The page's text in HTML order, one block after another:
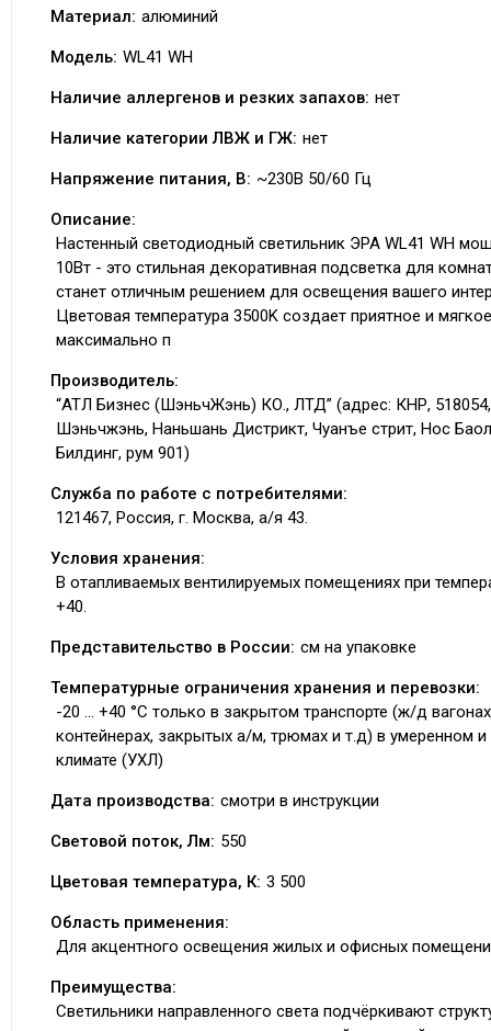
Материал: алюминий
Модель: WL41 WH
Наличие аллергенов и резких запахов: нет
Наличие категории ЛВЖ и ГЖ: нет
Напряжение питания, В: ~230В 50/60 Гц
Описание:
Настенный светодиодный светильник ЭРА WL41 WH
10Вт - это стильная декоративная подсветка для
станет отличным решением для освещения вашего
Цветовая температура 3500K создает приятное и
максимально п
Производитель:
“АТЛ Бизнес (ШэньчЖэнь) КО., ЛТД” (адрес: КНР, 518054,
Шэньчжэнь, Наньшань Дистрикт, Чуанъе стрит, Нос
Билдинг, рум 901)
Служба по работе с потребителями:
121467, Россия, г. Москва, а/я 43.
Условия хранения:
В отапливаемых вентилируемых помещениях при
+40.
Представительство в России: см на упаковке
Температурные ограничения хранения и перевозки:
-20 ... +40 °C только в закрытом транспорте (ж/д
контейнерах, закрытых а/м, трюмах и т.д) в умеренном
климате (УХЛ)
Дата производства: смотри в инструкции
Световой поток, Лм: 550
Цветовая температура, К: 3 500
Область применения:
Для акцентного освещения жилых и офисных
Преимущества:
Светильники направленного света подчёркивают